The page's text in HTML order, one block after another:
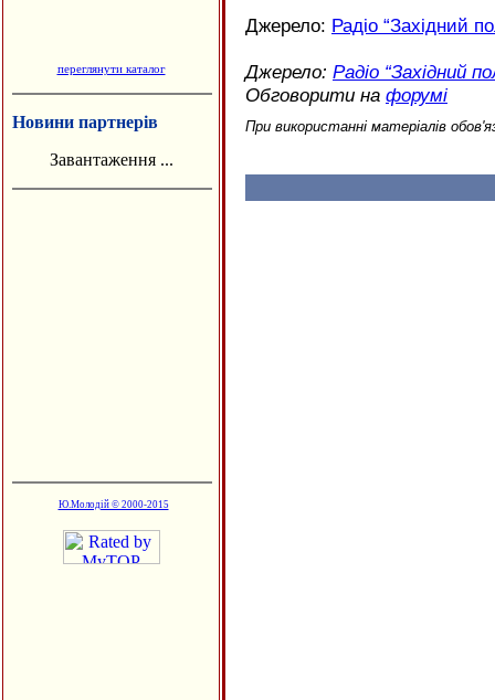
переглянути каталог
Новини партнерів
Завантаження ...
Ю.Молодій © 2000-2015
Джерело: Радіо “Західний
Джерело: Радіо “Західний
Обговорити на форумі
При використанні матеріалів